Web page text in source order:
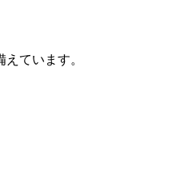
ています。